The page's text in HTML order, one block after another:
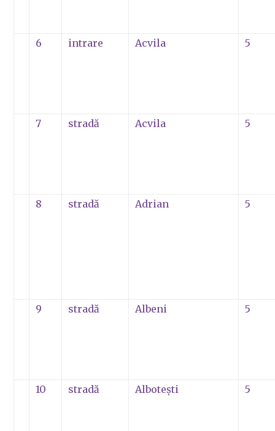
6 intrare Acvila 5
7 stradă Acvila 5
8 stradă Adrian 5
9 stradă Albeni 5
10 stradă Alboteşti 5